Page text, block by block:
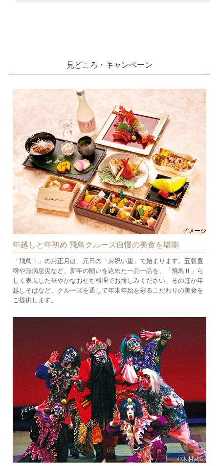
見どころ・キャンペーン
イメージ
年越しと年初め 飛鳥クルーズ自慢の美食を堪能
「飛鳥Ⅱ」のお正月は、元日の「お祝い重」で始まります。五穀豊
穣や無病息災など、新年の願いを込めた一品一品を、「飛鳥Ⅱ」ら
しく表現した華やかなおせち料理でお愉しみください。そのほか年
越しそばなど、クルーズを通して年末年始を彩るこだわりの美食を
ご提供します。
©木村武司